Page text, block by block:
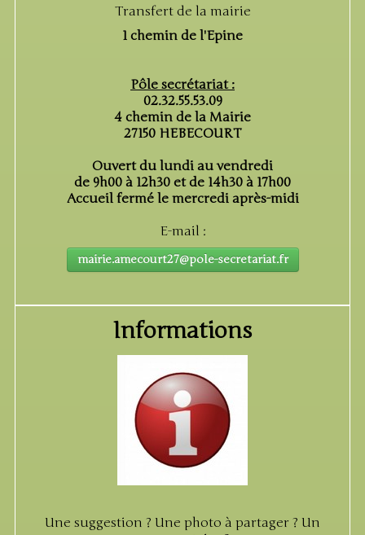
Transfert de la mairie
1 chemin de l'Epine
Pôle secrétariat :
02.32.55.53.09
4 chemin de la Mairie
27150 HEBECOURT
Ouvert du lundi au vendredi
de 9h00 à 12h30 et de 14h30 à 17h00
Accueil fermé le mercredi après-midi
E-mail :
mairie.amecourt27@pole-secretariat.fr
Informations
Une suggestion ? Une photo à partager ? Un